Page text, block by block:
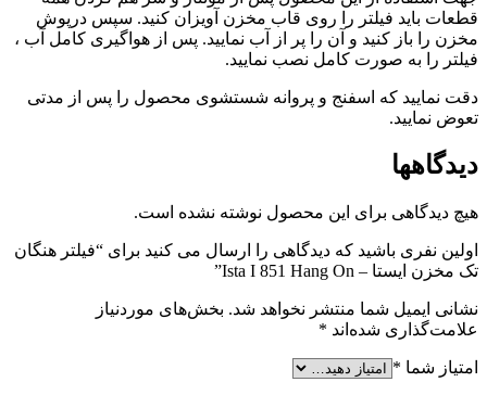
قطعات باید فیلتر را روی قاب مخزن آویزان کنید. سپس درپوش
مخزن را باز کنید و آن را پر از آب نمایید. پس از هواگیری کامل آب ،
فیلتر را به صورت کامل نصب نمایید.
دقت نمایید که اسفنج و پروانه شستشوی محصول را پس از مدتی
تعوض نمایید.
دیدگاهها
هیچ دیدگاهی برای این محصول نوشته نشده است.
اولین نفری باشید که دیدگاهی را ارسال می کنید برای “فیلتر هنگان
تک مخزن ایستا – Ista I 851 Hang On”
نشانی ایمیل شما منتشر نخواهد شد. بخش‌های موردنیاز
علامت‌گذاری شده‌اند *
امتیاز شما *